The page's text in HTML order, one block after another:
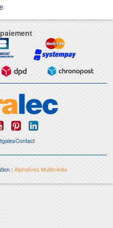
Contact
:Alphalives Multimédia